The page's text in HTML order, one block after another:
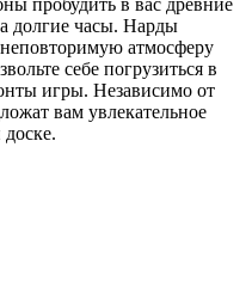
долгие часы. Нарды
атмосферу
себе погрузиться в
игры. Независимо от
вам увлекательное